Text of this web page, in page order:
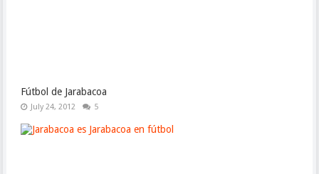
Fútbol de Jarabacoa
July 24, 2012 5